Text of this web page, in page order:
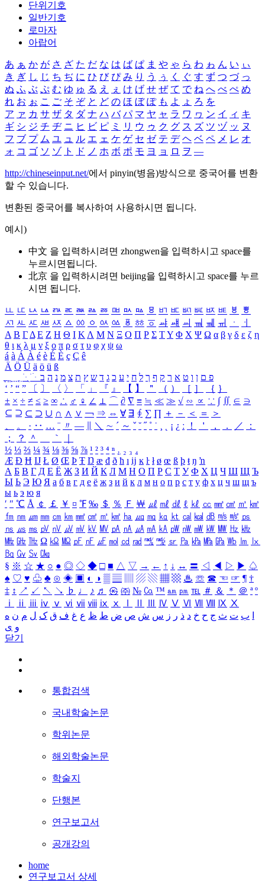
단위기호
일반기호
로마자
아랍어
あ ぁ か が さ ざ た だ な は ば ぱ ま や ゃ ら わ ゎ ん い ぃ
き ぎ し じ ち ぢ に ひ び ぴ み り う ぅ く ぐ す ず つ づ っ
ぬ ふ ぶ ぷ む ゆ ゅ る え ぇ け げ せ ぜ て で ね へ べ ぺ め
れ お ぉ こ ご そ ぞ と ど の ほ ぼ ぽ も よ ょ ろ を
ア ァ カ サ ザ タ ダ ナ ハ バ パ マ ヤ ャ ラ ワ ヮ ン イ ィ キ
ギ シ ジ チ ヂ ニ ヒ ビ ピ ミ リ ウ ゥ ク グ ス ズ ツ ヅ ッ ヌ
フ ブ プ ム ユ ュ ル エ ェ ケ ゲ セ ゼ テ デ ヘ ベ ペ メ レ オ
ォ コ ゴ ソ ゾ ト ド ノ ホ ボ ポ モ ヨ ョ ロ ヲ ―
http://chineseinput.net/에서 pinyin(병음)방식으로 중국어를 변환
할 수 있습니다.
변환된 중국어를 복사하여 사용하시면 됩니다.
예시)
中文 을 입력하시려면 zhongwen을 입력하시고 space를
누르시면됩니다.
北京 을 입력하시려면 beijing을 입력하시고 space를 누르
시면 됩니다.
ㅥ ㅦ ㅧ ㅨ ㅩ ㅪ ㅫ ㅬ ㅭ ㅮ ㅯ ㅰ ㅱ ㅲ ㅳ ㅴ ㅵ ㅶ ㅷ ㅸ
ㅹ
ㅺ ㅻ ㅼ ㅽ ㅾ ㅿ ㆀ ㆁ ㆂ ㆃ ㆄ ㆅ ㆆ ㆇ ㆈ ㆉ ㆊ ㆋ ㆌ ㆍ
ㆎ
Α Β ΓΔ Ε Ζ Η Θ Ι ΚΛ Μ Ν Ξ Ο Π Ρ Σ ΤΥ Φ Χ Ψ Ω α β γ δ ε ζ η
θ ι κ λ μ ν ξ ο π ρ σ τ υ φ χ ψ ω
á à Á À é è É È ç Ç ê
Ä Ö Ü ä ö ü ß
ִֶֹ ֻּ ׁׂ פ ם ן ו ט א ר ק ף ך ל ח י ע כ ג ד ש ץ ת צ מ נ ה ב
‘ ’ “ ” 〔 〕 〈 〉 「 」 『 』 【 】 ＂ （ ） ［ ］ ｛ ｝
± × ÷ ≠ ≤ ≥ ∞ ∴ ♂ ♀ ∠ ⊥ ⌒ ∂ ∇ ≡ ≒ ≪ ≫ √ ∽ ∝ ∵ ∫ ∬ ∈ ∋
⊆ ⊇ ⊂ ⊃ ∪ ∩ ∧ ∨ ￢ ⇒ ⇔ ∀ ∃ ∮ ∑ ∏ ＋ － ＜ ＝
＞
、
。 · ‥ … ¨ 〃 ― ＼ ∼ ´ ～ ˇ ˘ ˝ ˚ ˙ ¸ ¡ ¿ ː ！ ＇ ， ． ／
：
；
？ ＾ ｀
½ ⅓ ⅔ ¼ ¾ ⅛ ⅜ ⅝ ⅞ ¹ ² ³ ⁴ ⁿ ₁ ₂ ₃ ₄
Æ Ð Ħ Ĳ Ł Ø Œ Þ Ŧ Ŋ æ đ ð ħ ı ĳ ĸ ŀ ł ø œ ß þ ŧ ŋ ŉ
А Б В Г Д Е Ё Ж З И Й К Л М Н О П Р С Т У Ф Х Ц Ч Ш Щ Ъ
Ы Ь Э Ю Я а б в г д е ё ж з и й к л м н о п р с т у ф х ц ч ш щ ъ
ы ь э ю я
′ ″ ℃ Å ￠ ￡ ￥ ¤ ℉ ‰ ＄ ％ Ｆ ￦ ㎕ ㎖ ㎗ ℓ ㎘ ㏄ ㎣ ㎤ ㎥ ㎦
㎙ ㎚ ㎛ ㎜ ㎝ ㎞ ㎟ ㎠ ㎡ ㎢ ㏊ ㎍ ㎎ ㎏ ㏏ ㎈ ㎉ ㏈ ㎧ ㎨ ㎰
㎱ ㎲ ㎳ ㎴ ㎵ ㎶ ㎷ ㎸ ㎹ ㎀ ㎁ ㎂ ㎃ ㎄ ㎺ ㎻ ㎽ ㎾ ㎿ ㎐ ㎑
㎒ ㎓ ㎔ Ω ㏀ ㏁ ㎊ ㎋ ㎌ ㏖ ㏅ ㎭ ㎮ ㎯ ㏛ ㎩ ㎪ ㎫ ㎬ ㏝ ㏐
㏓
㏃ ㏉ ㏜ ㏆
§ ※ ☆ ★ ○ ● ◎ ◇ ◆ □ ■ △ ▽ → ← ↑ ↓ ↔ 〓 ◁ ◀ ▷ ▶ ♤
♠ ♡ ♥ ♧ ♣ ⊙ ◈ ▣ ◐ ◑ ▒ ▤ ▨ ▧ ▦ ▩ ♨ ☏ ☎ ☜ ☞ ¶ †
‡ ↕ ↗ ↙ ↖ ↘ ♭ ♩ ♪ ♬ ㉿ ㈜ № ㏇ ™ ㏂ ㏘ ℡ ＃ ＆ ＊ ＠ ª º
ⅰ
ⅱ ⅲ ⅳ ⅴ ⅵ ⅶ ⅷ ⅸ ⅹ Ⅳ Ⅴ Ⅵ Ⅶ Ⅷ Ⅸ Ⅹ
ب ت ث ج ح خ د ذ ر ز س ش ص ض ط ظ ع غ ف ق ک ل م ن ه
و ی
닫기
통합검색
국내학술논문
학위논문
해외학술논문
학술지
단행본
연구보고서
공개강의
home
연구보고서 상세